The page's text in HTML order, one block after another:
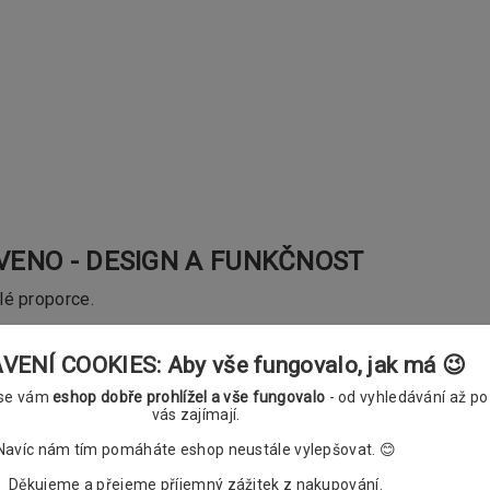
- DESIGN A FUNKČNOST
proporce.
Aveno jsou prostě moderní!
moderních interiérů. Obdélníkový profil s jednoduše
jednoduchost a eleganci.
COOKIES: Aby vše fungovalo, jak má 😉
vámeshop dobře prohlížel a vše fungovalo - od vyhledávání až
vás zajímají.
nám tím pomáháte eshop neustále vylepšovat. 😊
Děkujeme a přejeme příjemný zážitek z nakupování.